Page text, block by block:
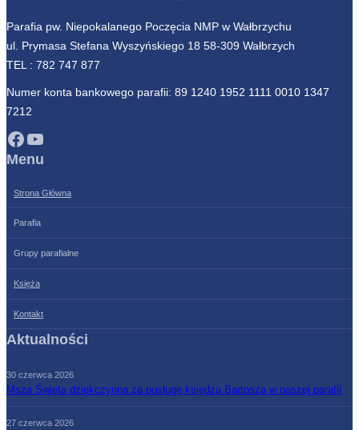
Parafia pw. Niepokalanego Poczęcia NMP w Wałbrzychu
ul. Prymasa Stefana Wyszyńskiego 18 58-309 Wałbrzych
TEL : 782 747 877
Numer konta bankowego parafii: 89 1240 1952 1111 0010 1347
7212
Facebook YouTube
Menu
Strona Główna
Parafia
Grupy parafialne
Księża
Kontakt
Aktualności
30 czerwca 2026
Msza Święta dziękczynna za posługę księdza Bartosza w naszej parafii
27 czerwca 2026